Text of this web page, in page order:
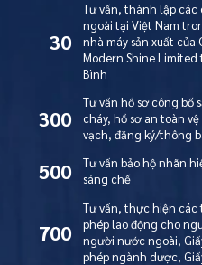
30
Tư vấn, thành lập
ngoài tại Việt Nam
nhà máy sản xuất của
Modern Shine Limited
Bình
300
Tư vấn hồ sơ công bố
cháy, hồ sơ an toàn
vạch, đăng ký/thông
500
Tư vấn bảo hộ nhãn
sáng chế
700
Tư vấn, thực hiện các
phép lao động cho
người nước ngoài,
phép ngành dược,